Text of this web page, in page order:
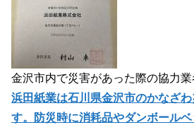
金沢市内で災害があった際の協力業
浜田紙業は石川県金沢市のかなざ
す。防災時に消耗品やダンボール